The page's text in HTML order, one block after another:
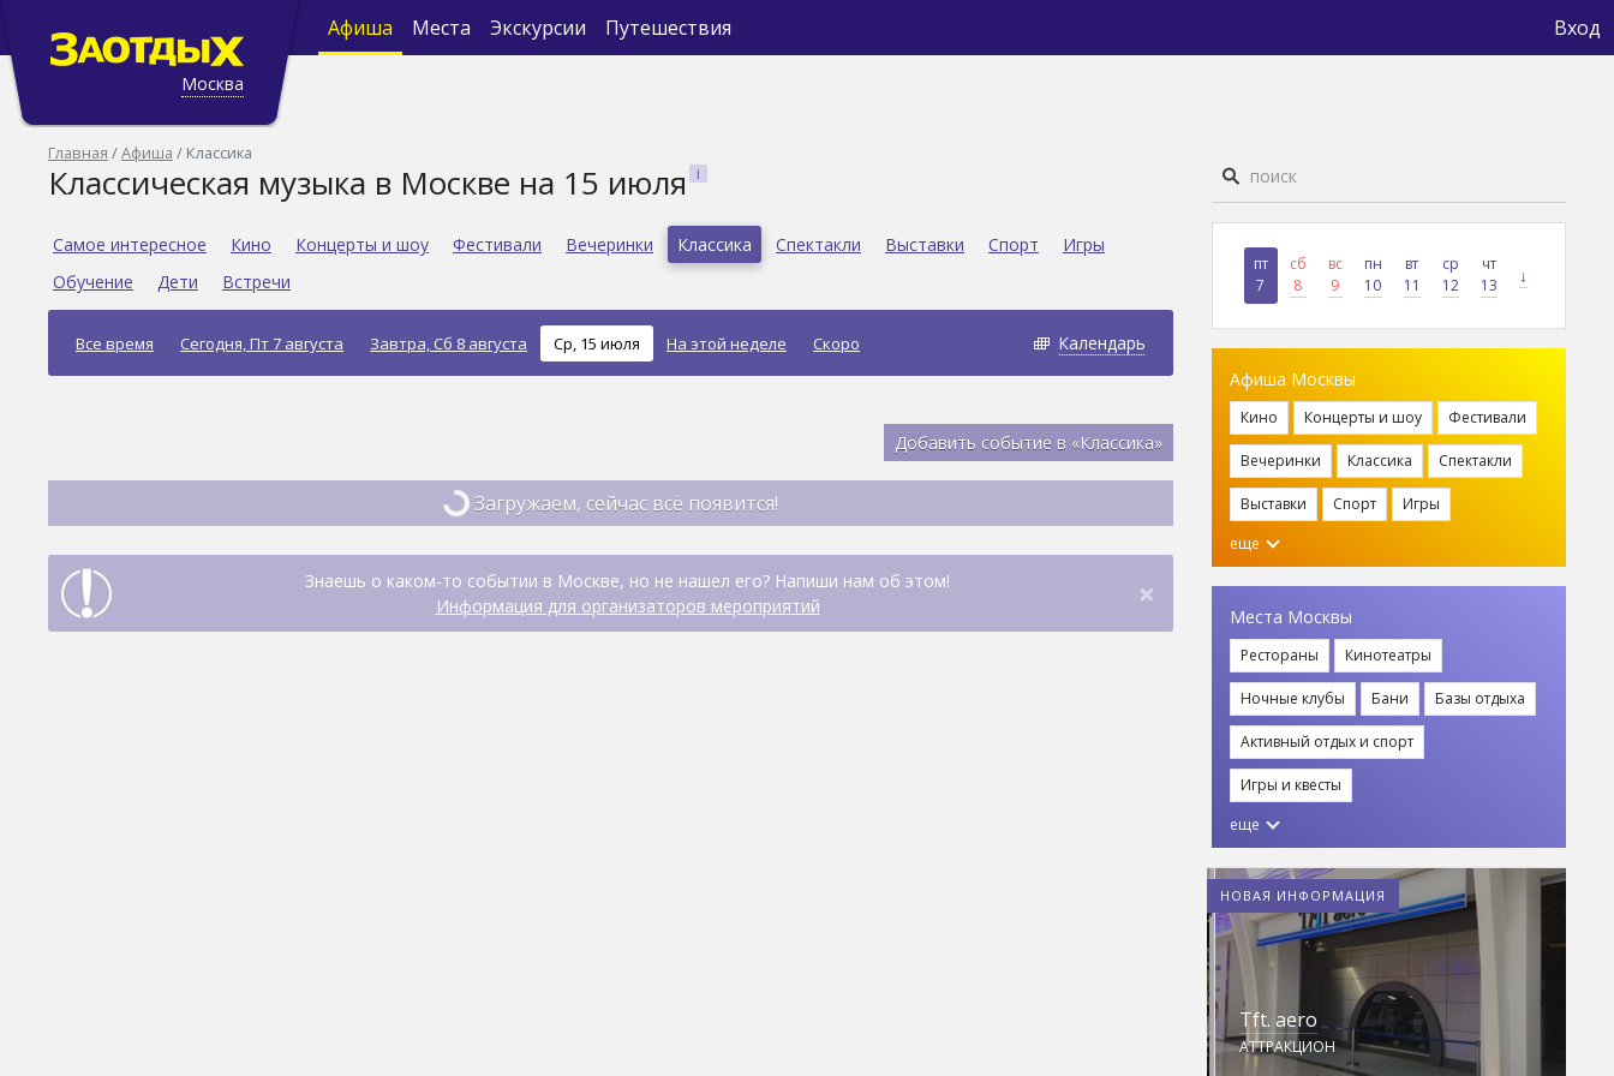
Москва
Афиша Места Экскурсии Путешествия Вход
Главная Афиша Классика
Классическая музыка в Москве на 15 июля
Самое интересное Кино Концерты и шоу Фестивали Вечеринки Классика Спектакли Выставки Спорт
Игры
Обучение
Дети Встречи
Все время Сегодня, Пт 7 августа Завтра, Сб 8 августа Ср, 15 июля На этой неделе Скоро Календарь
Добавить событие в «Классика»
Загружаем, сейчас всё появится!
Знаешь о каком-то событии в Москве, но не нашел его? Напиши нам об этом!
Информация для организаторов мероприятий
×
пт
7
сб
8
вс
9
пн
10
вт
11
ср
12
чт
13
↓
Афиша Москвы
Кино Концерты и шоу Фестивали
Вечеринки Классика Спектакли
Выставки Спорт
Игры
еще
Места Москвы
Рестораны Кинотеатры
Ночные клубы Бани Базы отдыха
Активный отдых и спорт
Игры и квесты
еще
НОВАЯ ИНФОРМАЦИЯ
Tft. aero
АТТРАКЦИОН